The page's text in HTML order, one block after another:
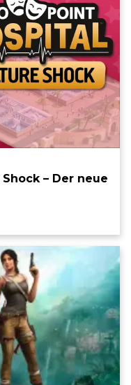
– Der neue